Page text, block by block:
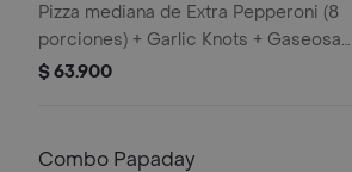
Pizza mediana de Extra Pepperoni (8
porciones) + Garlic Knots + Gaseosa
1,5L. Incluye Salsa de Ajo, Sazonador
$ 63.900
Combo Papaday